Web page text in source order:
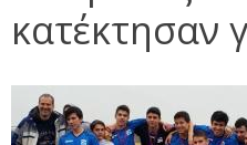
κατέκτησαν